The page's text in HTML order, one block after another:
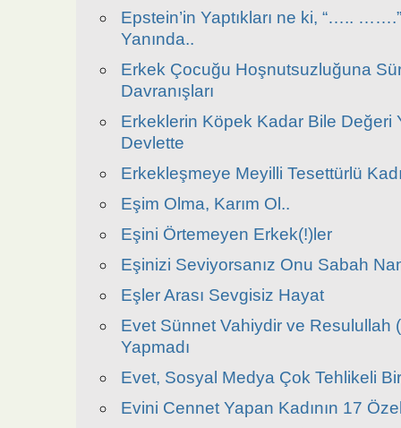
Epstein’in Yaptıkları ne ki, “…..
Yanında..
Erkek Çocuğu Hoşnutsuzluğuna
Davranışları
Erkeklerin Köpek Kadar Bile Değeri
Devlette
Erkekleşmeye Meyilli Tesettürlü
Eşim Olma, Karım Ol..
Eşini Örtemeyen Erkek(!)ler
Eşinizi Seviyorsanız Onu Sabah
Eşler Arası Sevgisiz Hayat
Evet Sünnet Vahiydir ve Resulullah
Yapmadı
Evet, Sosyal Medya Çok Tehlikeli
Evini Cennet Yapan Kadının 17